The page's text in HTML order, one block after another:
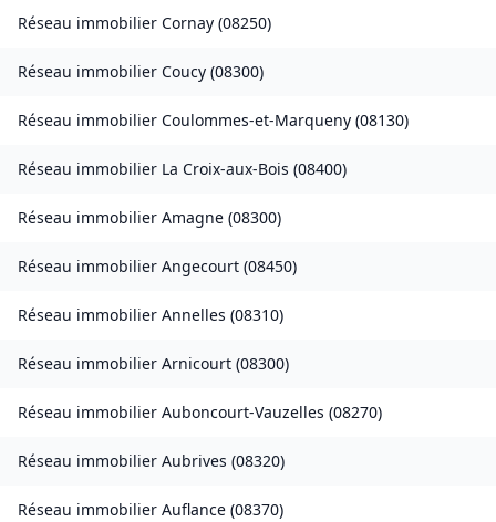
Réseau immobilier Cornay (08250)
Réseau immobilier Coucy (08300)
Réseau immobilier Coulommes-et-Marqueny (08130)
Réseau immobilier La Croix-aux-Bois (08400)
Réseau immobilier Amagne (08300)
Réseau immobilier Angecourt (08450)
Réseau immobilier Annelles (08310)
Réseau immobilier Arnicourt (08300)
Réseau immobilier Auboncourt-Vauzelles (08270)
Réseau immobilier Aubrives (08320)
Réseau immobilier Auflance (08370)